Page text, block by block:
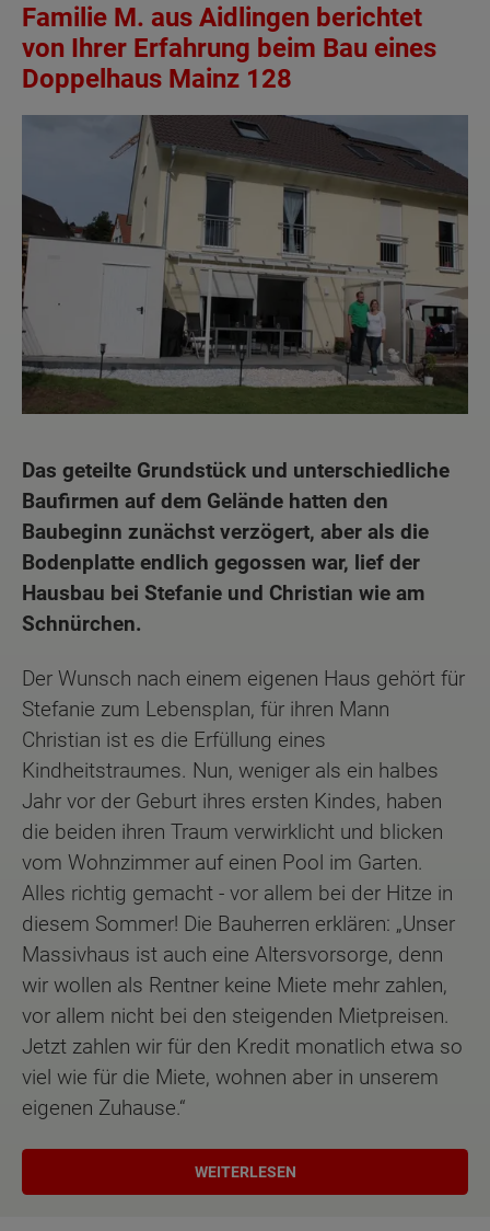
Familie M. aus Aidlingen berichtet
von Ihrer Erfahrung beim Bau eines
Doppelhaus Mainz 128
Das geteilte Grundstück und unterschiedliche
Baufirmen auf dem Gelände hatten den
Baubeginn zunächst verzögert, aber als die
Bodenplatte endlich gegossen war, lief der
Hausbau bei Stefanie und Christian wie am
Schnürchen.
Der Wunsch nach einem eigenen Haus gehört für
Stefanie zum Lebensplan, für ihren Mann
Christian ist es die Erfüllung eines
Kindheitstraumes. Nun, weniger als ein halbes
Jahr vor der Geburt ihres ersten Kindes, haben
die beiden ihren Traum verwirklicht und blicken
vom Wohnzimmer auf einen Pool im Garten.
Alles richtig gemacht - vor allem bei der Hitze in
diesem Sommer! Die Bauherren erklären: „Unser
Massivhaus ist auch eine Altersvorsorge, denn
wir wollen als Rentner keine Miete mehr zahlen,
vor allem nicht bei den steigenden Mietpreisen.
Jetzt zahlen wir für den Kredit monatlich etwa so
viel wie für die Miete, wohnen aber in unserem
eigenen Zuhause.“
WEITERLESEN